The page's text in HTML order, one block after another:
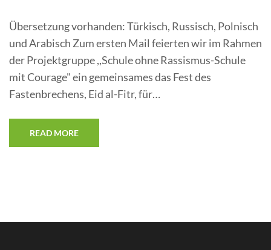
Übersetzung vorhanden: Türkisch, Russisch, Polnisch
und Arabisch Zum ersten Mail feierten wir im Rahmen
der Projektgruppe ,,Schule ohne Rassismus-Schule
mit Courage" ein gemeinsames das Fest des
Fastenbrechens, Eid al-Fitr, für…
READ MORE